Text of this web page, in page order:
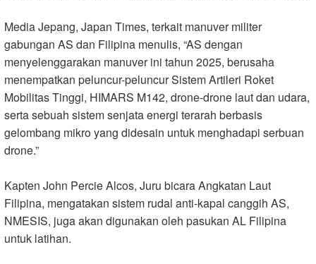
Media Jepang, Japan Times, terkait manuver militer
gabungan AS dan Filipina menulis, “AS dengan
menyelenggarakan manuver ini tahun 2025, berusaha
menempatkan peluncur-peluncur Sistem Artileri Roket
Mobilitas Tinggi, HIMARS M142, drone-drone laut dan udara,
serta sebuah sistem senjata energi terarah berbasis
gelombang mikro yang didesain untuk menghadapi serbuan
drone.”
Kapten John Percie Alcos, Juru bicara Angkatan Laut
Filipina, mengatakan sistem rudal anti-kapal canggih AS,
NMESIS, juga akan digunakan oleh pasukan AL Filipina
untuk latihan.